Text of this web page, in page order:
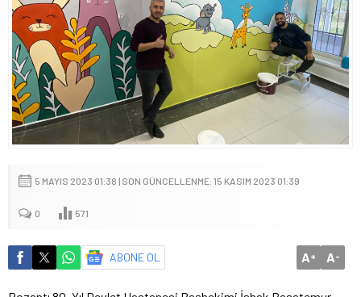
5 MAYIS 2023 01:38 | SON GÜNCELLENME: 15 KASIM 2023 01:39
0 571
ABONE OL A+ A-